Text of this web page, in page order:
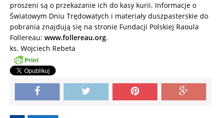
proszeni są o przekazanie ich do kasy kurii. Informacje o
Światowym Dniu Trędowatych i materiały duszpasterskie do
pobrania znajdują się na stronie Fundacji Polskiej Raoula
Follereau: www.follereau.org.
ks. Wojciech Rebeta